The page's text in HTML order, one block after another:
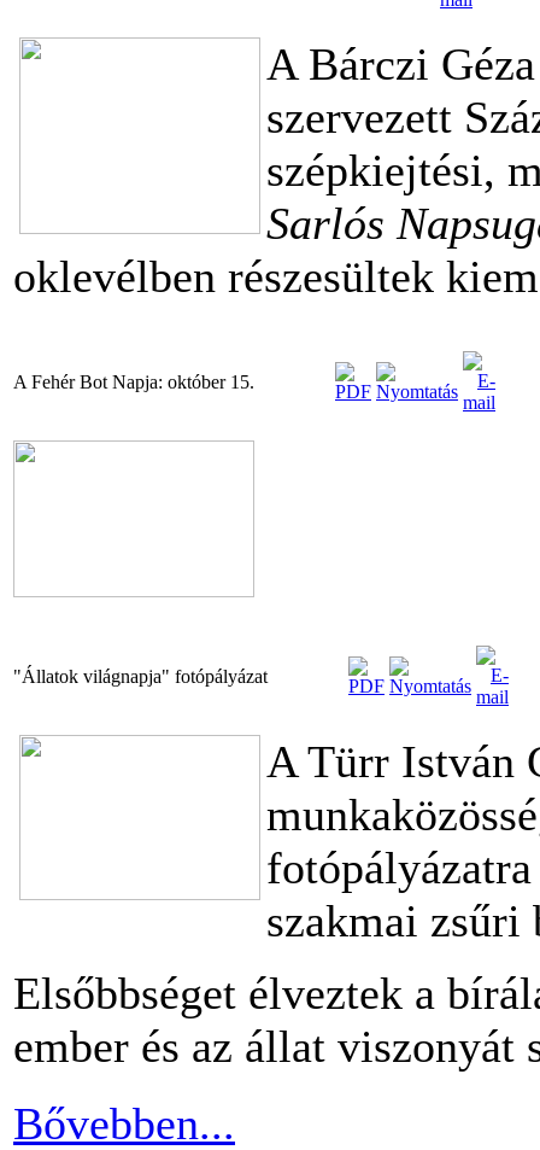
A Bárczi
szervezett
szépkiejtési,
Sarlós
oklevélben részesültek
A Fehér Bot Napja: október 15.
"Állatok világnapja" fotópályázat
A Türr István
szakmai zsűri
Elsőbbséget élveztek a
ember és az állat viszonyát
Bővebben...